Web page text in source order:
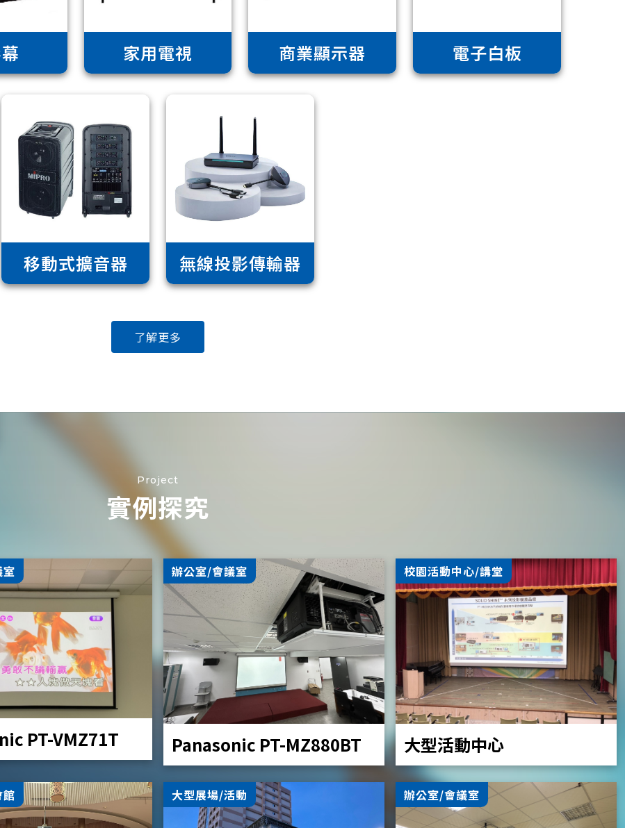
家用電視 商業顯示器 電子白板
移動式擴音器 無線投影傳輸器
了解更多
Project
實例探究
PT-VMZ71T
辦公室/會議室
Panasonic PT-MZ880BT
校園活動中心/講堂
大型活動中心
大型展場/活動 辦公室/會議室